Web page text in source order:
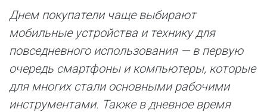
Днем покупатели чаще выбирают
мобильные устройства и технику для
повседневного использования — в первую
очередь смартфоны и компьютеры, которые
для многих стали основными рабочими
инструментами. Также в дневное время